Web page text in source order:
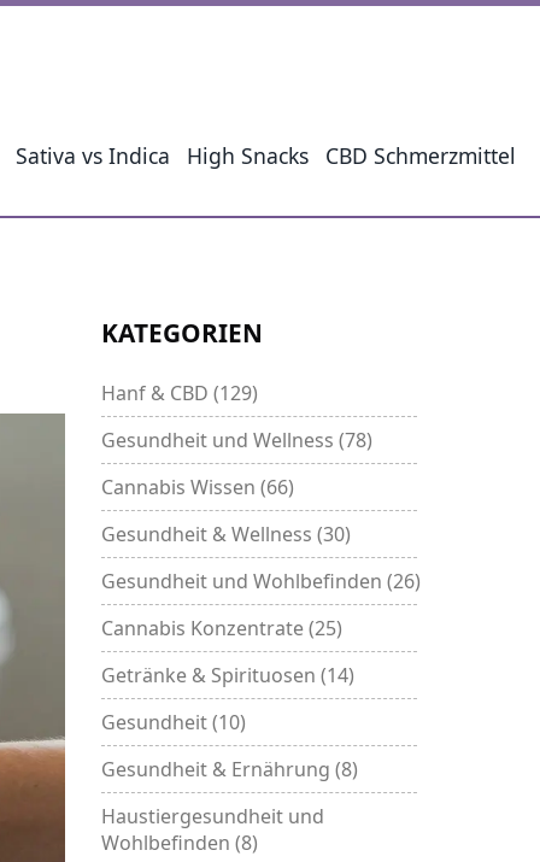
Sativa vs Indica High Snacks CBD Schmerzmittel
KATEGORIEN
Hanf & CBD (129)
Gesundheit und Wellness (78)
Cannabis Wissen (66)
Gesundheit & Wellness (30)
Gesundheit und Wohlbefinden (26)
Cannabis Konzentrate(25)
Getränke & Spirituosen (14)
Gesundheit(10)
Gesundheit & Ernährung (8)
Haustiergesundheit und
Wohlbefinden (8)